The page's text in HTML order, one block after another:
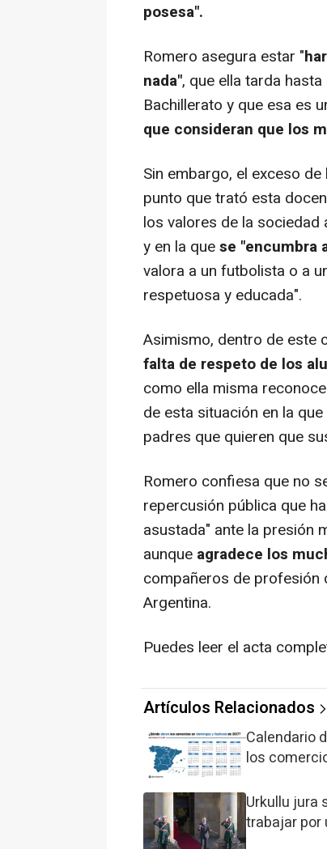
posesa".
Romero asegura estar "
nada", que ella tarda
Bachillerato y que esa es
que consideran que los
Sin embargo, el exceso
punto que trató esta
los valores de la sociedad
y en la quese "encumbra
valora a un futbolista o a
respetuosa y educada".
Asimismo, dentro de este
falta de respeto de los
como ella misma
de esta situación en la
padres que quieren que
Romero confiesa que no
repercusión pública que
asustada" ante la presión
aunque agradece los
compañeros de profesión
Argentina.
Puedes leer el acta
Artículos Relacionados
Calendario
los
Urkullu jura
trabajar por